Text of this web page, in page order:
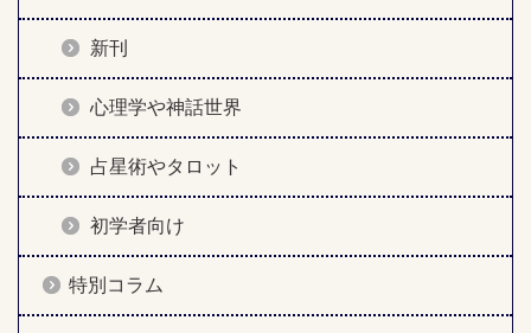
新刊
心理学や神話世界
占星術やタロット
初学者向け
特別コラム